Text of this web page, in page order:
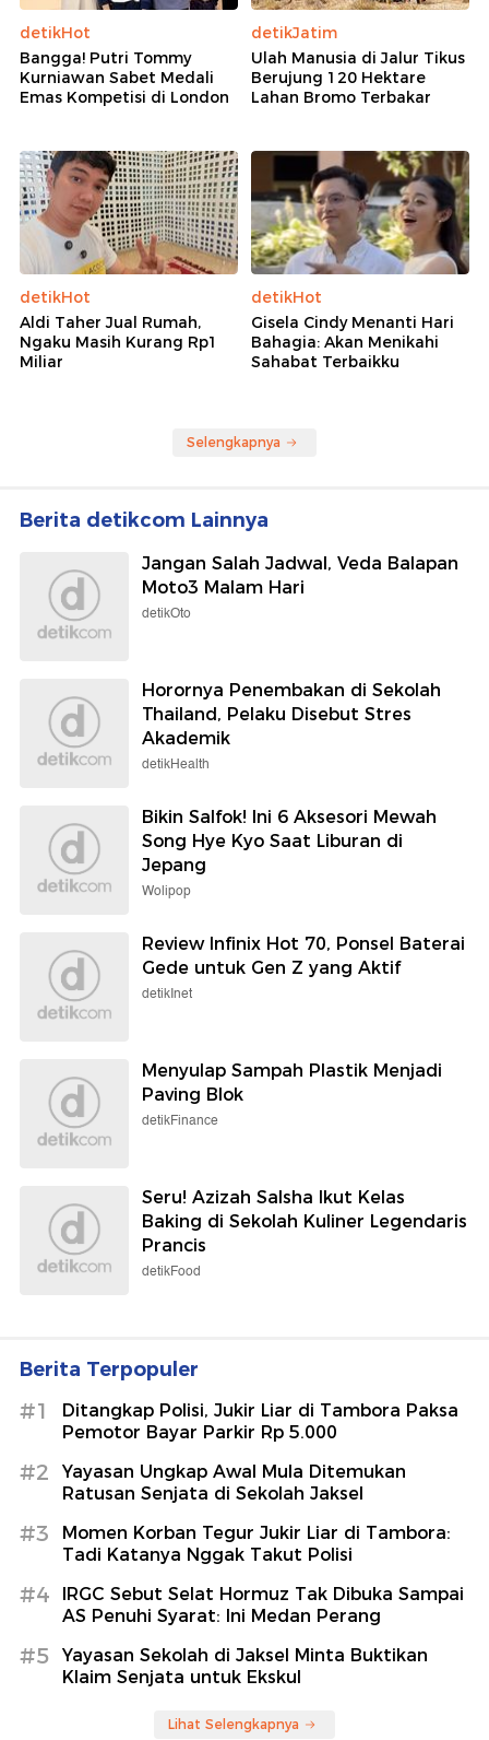
detikHot
Bangga! Putri Tommy
Kurniawan Sabet Medali
Emas Kompetisi di London
detikJatim
Ulah Manusia di Jalur Tikus
Berujung 120 Hektare
Lahan Bromo Terbakar
detikHot
Aldi Taher Jual Rumah,
Ngaku Masih Kurang Rp1
Miliar
detikHot
Gisela Cindy Menanti Hari
Bahagia: Akan Menikahi
Sahabat Terbaikku
Selengkapnya
Berita detikcom Lainnya
Jangan Salah Jadwal, Veda Balapan
Moto3 Malam Hari
detikOto
Horornya Penembakan di Sekolah
Thailand, Pelaku Disebut Stres
Akademik
detikHealth
Bikin Salfok! Ini 6 Aksesori Mewah
Song Hye Kyo Saat Liburan di
Jepang
Wolipop
Review Infinix Hot 70, Ponsel Baterai
Gede untuk Gen Z yang Aktif
detikInet
Menyulap Sampah Plastik Menjadi
Paving Blok
detikFinance
Seru! Azizah Salsha Ikut Kelas
Baking di Sekolah Kuliner Legendaris
Prancis
detikFood
Berita Terpopuler
#1
Ditangkap Polisi, Jukir Liar di Tambora Paksa
Pemotor Bayar Parkir Rp 5.000
#2
Yayasan Ungkap Awal Mula Ditemukan
Ratusan Senjata di Sekolah Jaksel
#3
Momen Korban Tegur Jukir Liar di Tambora:
Tadi Katanya Nggak Takut Polisi
#4
IRGC Sebut Selat Hormuz Tak Dibuka Sampai
AS Penuhi Syarat: Ini Medan Perang
#5
Yayasan Sekolah di Jaksel Minta Buktikan
Klaim Senjata untuk Ekskul
Lihat Selengkapnya